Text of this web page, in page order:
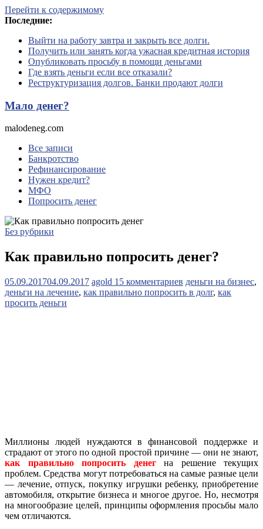
Перейти к содержимому
Последние:
Выйти на работу завтра и закрыть все долги.
Получить или занять когда ужасная кредитная история
Опубликовать просьбу в помощи деньгами
Где взять деньги если все отказали?
Реструктуризация долгов. Банки продают долги
Мало денег?
malodeneg.com
Все записи
Банкротство
Рефинансирование
Нужен кредит?
МФО
Попросить денег
Без рубрики
Как правильно попросить денег?
05.09.201704.09.2017 agold 15 комментариев деньги на бизнес,
деньги на лечение, как правильно попросить в долг, как
просить деньги
Миллионы людей нуждаются в финансовой поддержке и
страдают от этого по одной простой причине — они не знают,
как правильно попросить денегна решение текущих
проблем. Средства могут потребоваться на самые разные цели
— лечение, отпуск, покупку игрушки ребенку, приобретение
автомобиля, открытие бизнеса и многое другое. Но, несмотря
на многообразие целей, принципы оформления просьбы мало
чем отличаются.